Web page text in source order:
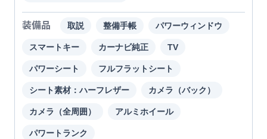
装備品 取説 整備手帳 パワーウィンドウ
スマートキー カーナビ純正 TV
パワーシート フルフラットシート
シート素材：ハーフレザー カメラ（バック）
カメラ（全周囲） アルミホイール
パワートランク